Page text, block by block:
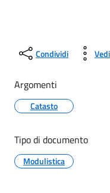
Condividi
Argomenti
Catasto
Tipo di documento
Modulistica